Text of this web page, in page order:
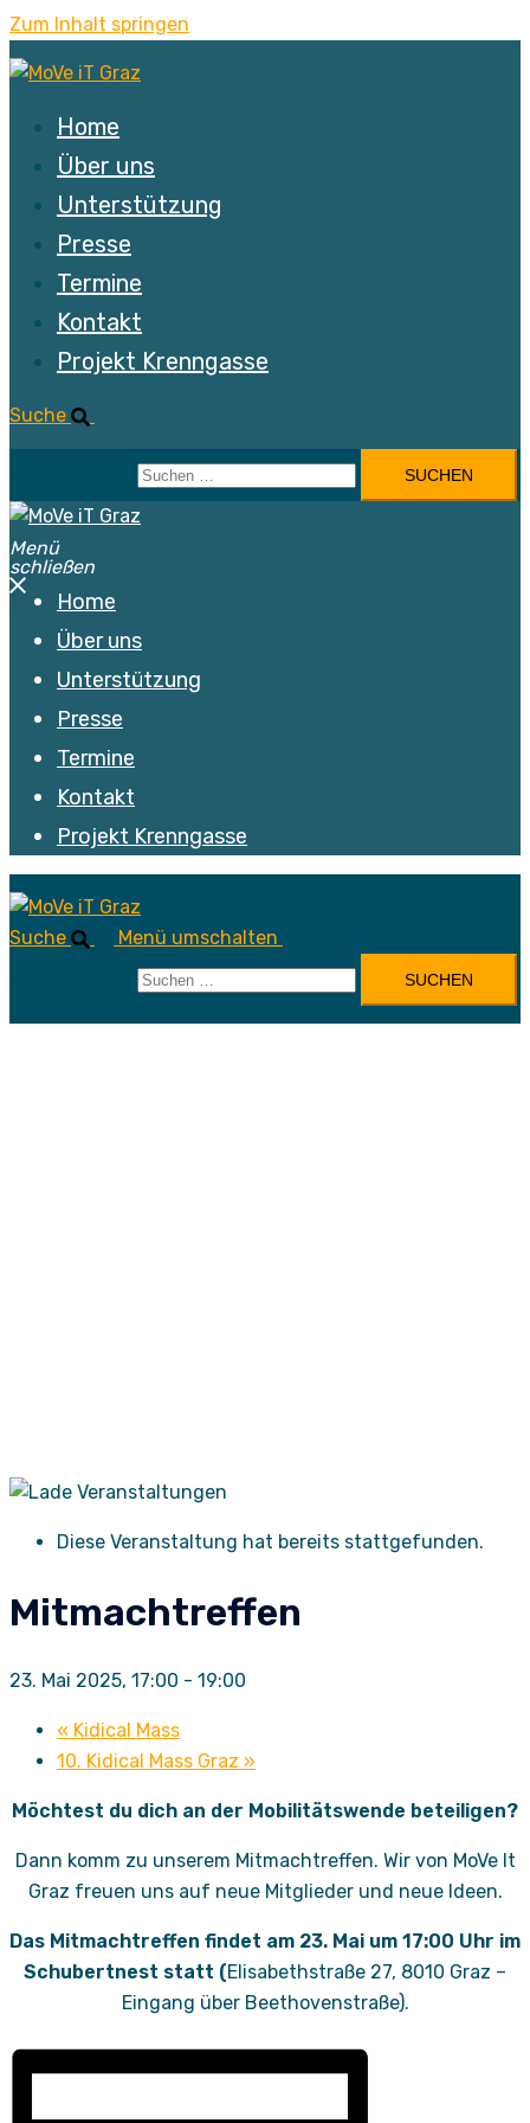
Zum Inhalt springen
Home
Über uns
Unterstützung
Presse
Termine
Kontakt
Projekt Krenngasse
Suche
Menü
schließen
Home
Über uns
Unterstützung
Presse
Termine
Kontakt
Projekt Krenngasse
Suche
Menü umschalten
Diese Veranstaltung hat bereits stattgefunden.
Mitmachtreffen
23. Mai 2025, 17:00 - 19:00
« Kidical Mass
10. Kidical Mass Graz »
Möchtest du dich an der Mobilitätswende beteiligen?
Dann komm zu unserem Mitmachtreffen. Wir von MoVe It
Graz freuen uns auf neue Mitglieder und neue Ideen.
Das Mitmachtreffen findet am 23. Mai um 17:00 Uhr im
Schubertnest statt (Elisabethstraße 27, 8010 Graz –
Eingang über Beethovenstraße).